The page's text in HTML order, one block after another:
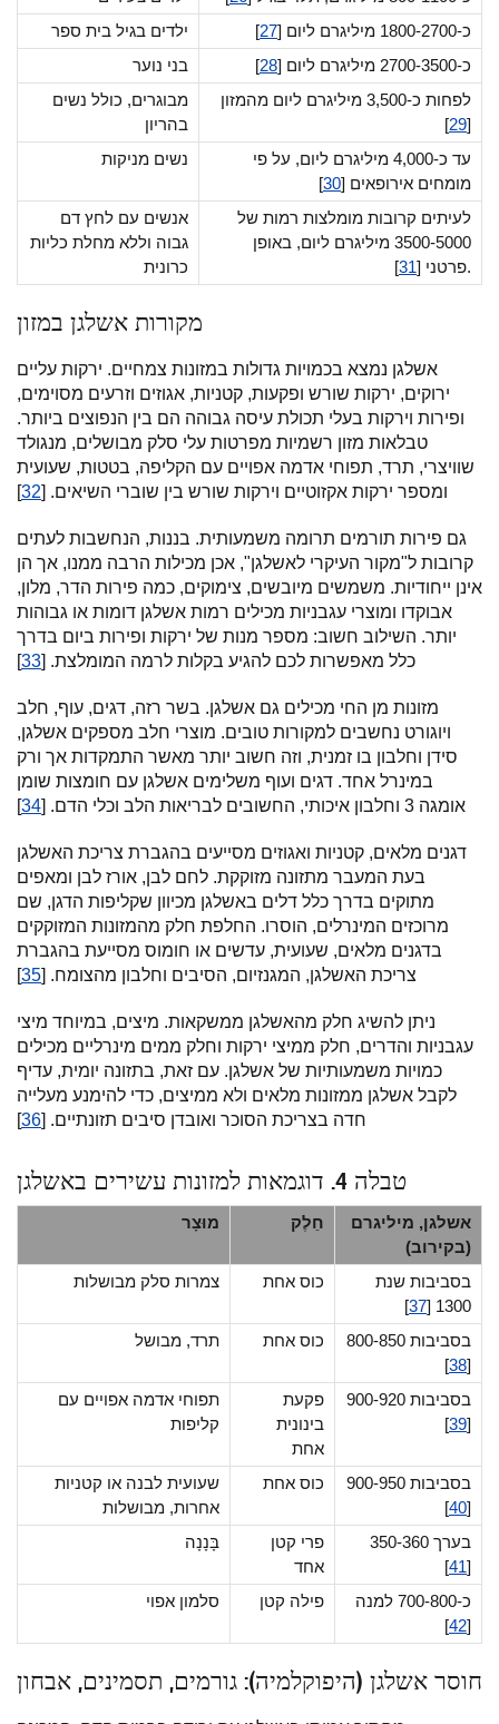
ילדים בגיל בית ספר
כ-1800-2700 מיליגרם ליום [ 27
]
בני נוער
כ-2700-3500 מיליגרם ליום [ 28
]
מבוגרים, כולל נשים
בהריון
לפחות כ-3,500 מיליגרם ליום מהמזון
[
29
]
נשים מניקות
עד כ-4,000 מיליגרם ליום, על פי
מומחים אירופאים [30
]
אנשים עם לחץ דם
גבוה וללא מחלת כליות
כרונית
לעיתים קרובות מומלצות רמות של
3500-5000 מיליגרם ליום, באופן
פרטני [31 ].
מקורות אשלגן במזון
אשלגן נמצא בכמויות גדולות במזונות צמחיים. ירקות עליים
ירוקים, ירקות שורש ופקעות, קטניות, אגוזים וזרעים מסוימים,
ופירות וירקות בעלי תכולת עיסה גבוהה הם בין הנפוצים ביותר.
טבלאות מזון רשמיות מפרטות עלי סלק מבושלים, מנגולד
שוויצרי, תרד, תפוחי אדמה אפויים עם הקליפה, בטטות, שעועית
ומספר ירקות אקזוטיים וירקות שורש בין שוברי השיאים. [32
]
גם פירות תורמים תרומה משמעותית. בננות, הנחשבות לעתים
קרובות ל"מקור העיקרי לאשלגן", אכן מכילות הרבה ממנו, אך הן
אינן ייחודיות. משמשים מיובשים, צימוקים, כמה פירות הדר, מלון,
אבוקדו ומוצרי עגבניות מכילים רמות אשלגן דומות או גבוהות
יותר. השילוב חשוב: מספר מנות של ירקות ופירות ביום בדרך
כלל מאפשרות לכם להגיע בקלות לרמה המומלצת. [33
]
מזונות מן החי מכילים גם אשלגן. בשר רזה, דגים, עוף, חלב
ויוגורט נחשבים למקורות טובים. מוצרי חלב מספקים אשלגן,
סידן וחלבון בו זמנית, וזה חשוב יותר מאשר התמקדות אך ורק
במינרל אחד. דגים ועוף משלימים אשלגן עם חומצות שומן
אומגה 3 וחלבון איכותי, החשובים לבריאות הלב וכלי הדם. [
34
]
דגנים מלאים, קטניות ואגוזים מסייעים בהגברת צריכת האשלגן
בעת המעבר מתזונה מזוקקת. לחם לבן, אורז לבן ומאפים
מתוקים בדרך כלל דלים באשלגן מכיוון שקליפות הדגן, שם
מרוכזים המינרלים, הוסרו. החלפת חלק מהמזונות המזוקקים
בדגנים מלאים, שעועית, עדשים או חומוס מסייעת בהגברת
צריכת האשלגן, המגנזיום, הסיבים וחלבון מהצומח. [35
]
ניתן להשיג חלק מהאשלגן ממשקאות. מיצים, במיוחד מיצי
עגבניות והדרים, חלק ממיצי ירקות וחלק ממים מינרליים מכילים
כמויות משמעותיות של אשלגן. עם זאת, בתזונה יומית, עדיף
לקבל אשלגן ממזונות מלאים ולא ממיצים, כדי להימנע מעלייה
חדה בצריכת הסוכר ואובדן סיבים תזונתיים. [36
]
טבלה 4. דוגמאות למזונות עשירים באשלגן
מוּצָר חֵלֶק
אשלגן, מיליגרם
(בקירוב)
צמרות סלק מבושלות
כוס אחת
בסביבות שנת
1300 [
37
]
תרד, מבושל
כוס אחת
בסביבות 800-850
[
38
]
תפוחי אדמה אפויים עם
קליפות
פקעת
בינונית
אחת
בסביבות 900-920
[
39
]
שעועית לבנה או קטניות
אחרות, מבושלות
כוס אחת
בסביבות 900-950
[
40
]
בָּנָנָה
פרי קטן
אחד
בערך 350-360
[
41
]
סלמון אפוי
פילה קטן
כ-700-800 למנה
[
42
]
חוסר אשלגן (היפוקלמיה): גורמים, תסמינים, אבחון